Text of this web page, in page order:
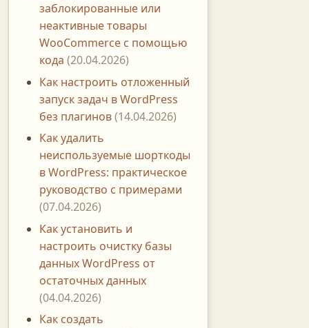
заблокированные или
неактивные товары
WooCommerce с помощью
кода (20.04.2026)
Как настроить отложенный
запуск задач в WordPress
без плагинов(14.04.2026)
Как удалить
неиспользуемые шорткоды
в WordPress: практическое
руководство с примерами
(07.04.2026)
Как установить и
настроить очистку базы
данных WordPress от
остаточных данных
(04.04.2026)
Как создать